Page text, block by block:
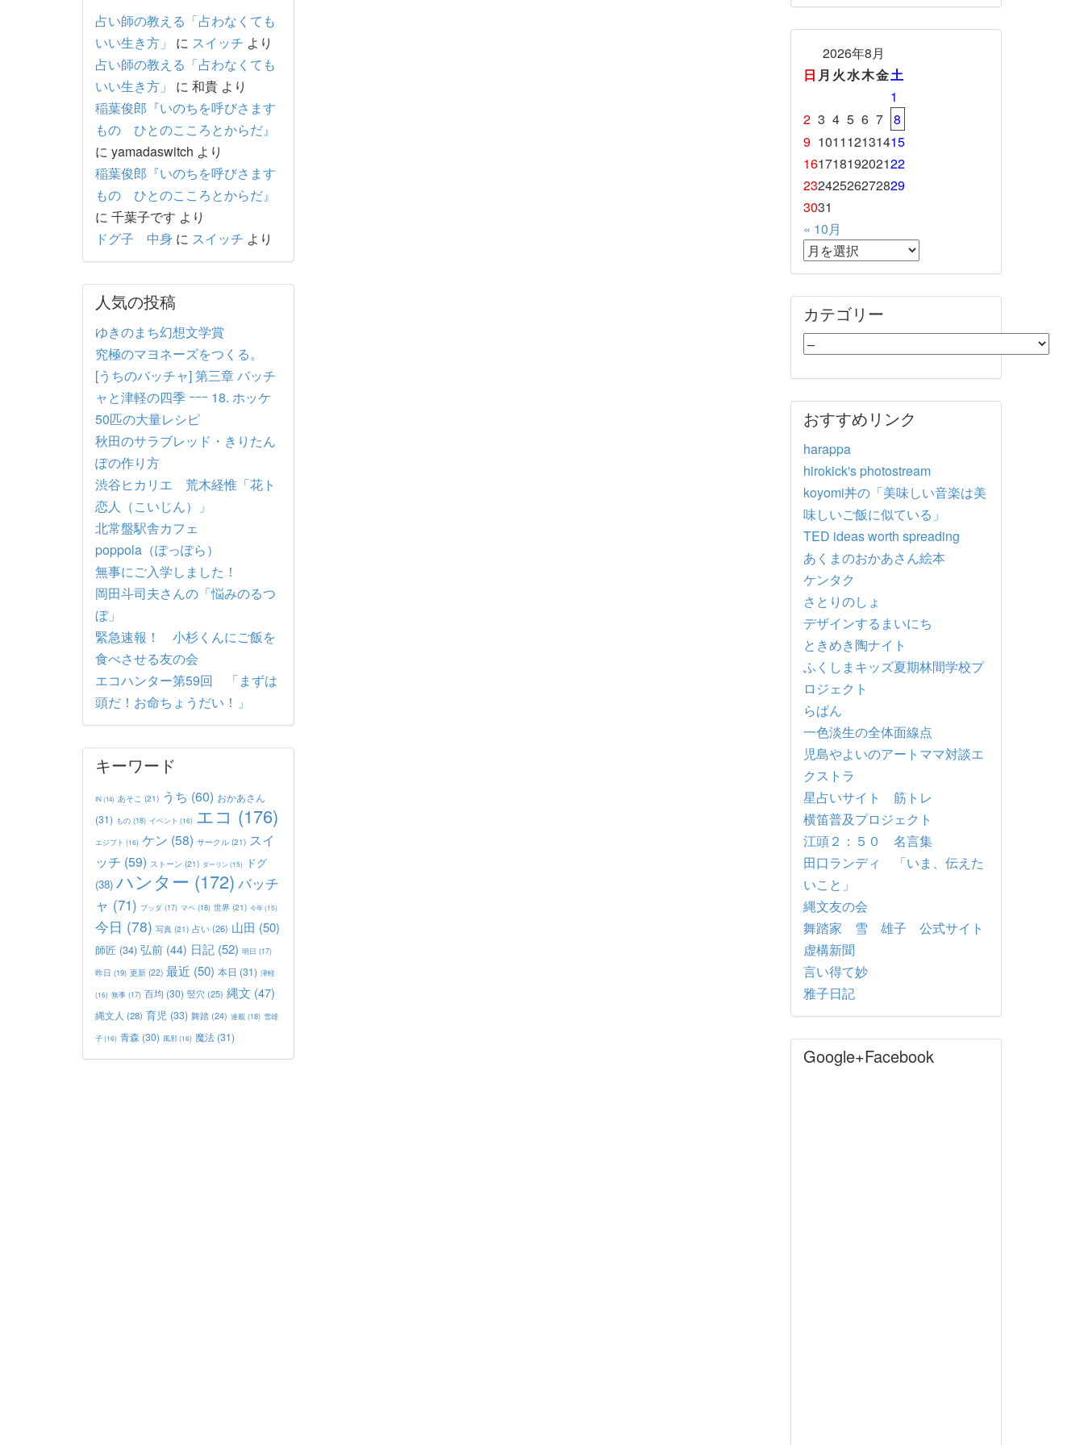
占い師の教える「占わなくても
いい生き方」
に スイッチ より
占い師の教える「占わなくても
いい生き方」
に 和貴 より
稲葉俊郎『いのちを呼びさます
もの ひとのこころとからだ』
に yamadaswitch より
稲葉俊郎『いのちを呼びさます
もの ひとのこころとからだ』
に 千葉子です より
ドグ子 中身 に スイッチ より
人気の投稿
ゆきのまち幻想文学賞
究極のマヨネーズをつくる。
[うちのバッチャ] 第三章 バッチ
ャと津軽の四季 ｰｰｰ 18. ホッケ
50匹の大量レシピ
秋田のサラブレッド・きりたん
ぽの作り方
渋谷ヒカリエ 荒木経惟「花ト
恋人（こいじん）」
北常盤駅舎カフェ
poppola（ぽっぽら）
無事にご入学しました！
岡田斗司夫さんの「悩みのるつ
ぼ」
緊急速報！ 小杉くんにご飯を
食べさせる友の会
エコハンター第59回 「まずは
頭だ！お命ちょうだい！」
キーワード
IN(14) あそこ (21) うち (60) おかあさん
(31) もの (18) イベント (16) エコ (176)
エジプト (16) ケン (58) サークル (21) スイ
ッチ (59) ストーン (21) ダーリン(15)
ドグ
(38) ハンター (172) バッチ
ャ (71) ブッダ (17) マペ (18) 世界 (21) 今年(15)
今日 (78) 写真 (21) 占い(26) 山田 (50)
師匠 (34) 弘前 (44) 日記 (52) 明日 (17)
昨日 (19) 更新 (22) 最近 (50) 本日 (31) 津軽
(16) 無事 (17) 百均 (30) 竪穴 (25) 縄文 (47)
縄文人 (28) 育児 (33) 舞踏 (24) 連載 (18) 雪雄
子(16) 青森 (30) 風邪(16) 魔法 (31)
2026年8月
日 月 火水木金土
1
2 3 4 5 6 7 8
9 101112131415
16171819202122
23242526272829
3031
« 10月
カテゴリー
おすすめリンク
harappa
hirokick's photostream
koyomi丼の「美味しい音楽は美
味しいご飯に似ている」
TED ideas worth spreading
あくまのおかあさん絵本
ケンタク
さとりのしょ
デザインするまいにち
ときめき陶ナイト
ふくしまキッズ夏期林間学校プ
ロジェクト
らぱん
一色淡生の全体面線点
児島やよいのアートママ対談エ
クストラ
星占いサイト 筋トレ
横笛普及プロジェクト
江頭２：５０ 名言集
田口ランディ 「いま、伝えた
いこと」
縄文友の会
舞踏家 雪 雄子 公式サイト
虚構新聞
言い得て妙
雅子日記
Google+Facebook